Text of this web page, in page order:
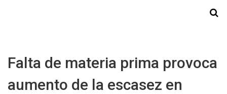
Falta de materia prima provoca
aumento de la escasez en